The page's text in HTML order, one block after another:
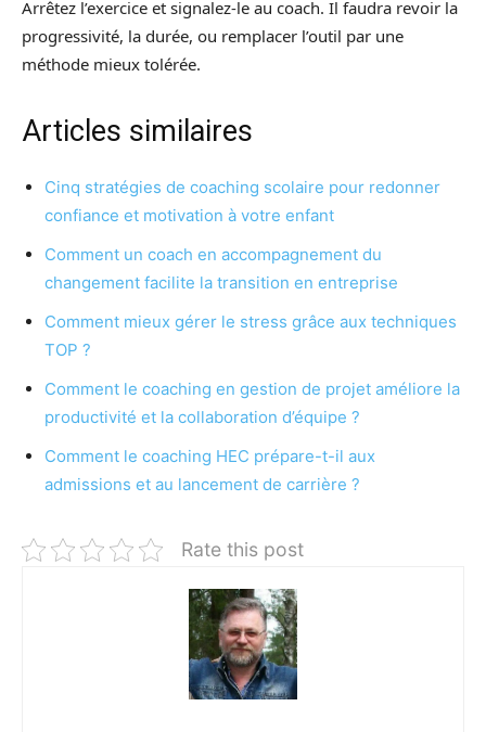
Arrêtez l’exercice et signalez-le au coach. Il faudra revoir la
progressivité, la durée, ou remplacer l’outil par une
méthode mieux tolérée.
Articles similaires
Cinq stratégies de coaching scolaire pour redonner
confiance et motivation à votre enfant
Comment un coach en accompagnement du
changement facilite la transition en entreprise
Comment mieux gérer le stress grâce aux techniques
TOP ?
Comment le coaching en gestion de projet améliore la
productivité et la collaboration d’équipe ?
Comment le coaching HEC prépare-t-il aux
admissions et au lancement de carrière ?
Rate this post